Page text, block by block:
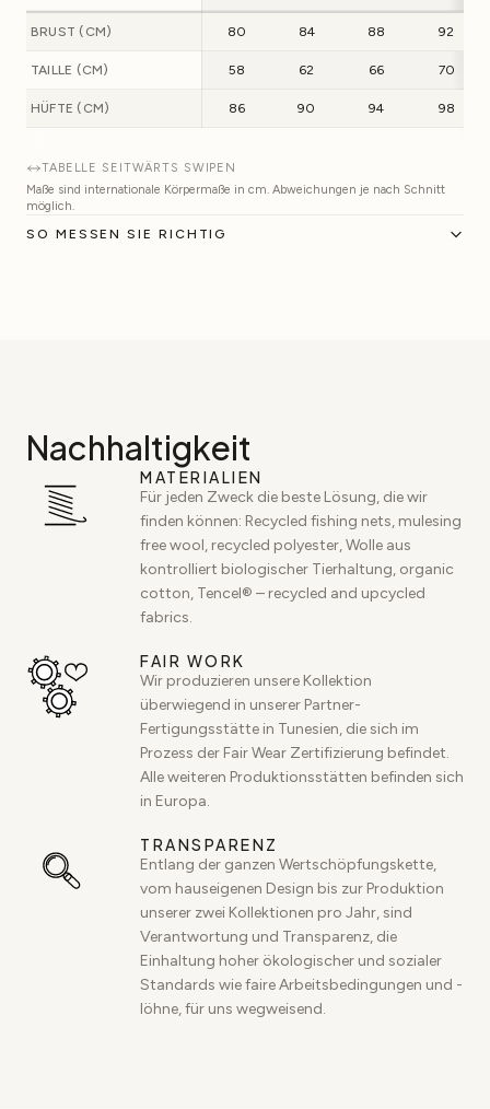
BRUST (CM) 80 84 88 92
TAILLE (CM) 58 62 66 70
HÜFTE (CM) 86 90 94 98
TABELLE SEITWÄRTS SWIPEN
Maße sind internationale Körpermaße in cm. Abweichungen je nach Schnitt
möglich.
SO MESSEN SIE RICHTIG
Nachhaltigkeit
MATERIALIEN
Für jeden Zweck die beste Lösung, die wir
finden können: Recycled fishing nets, mulesing
free wool, recycled polyester, Wolle aus
kontrolliert biologischer Tierhaltung, organic
cotton, Tencel® – recycled and upcycled
fabrics.
FAIR WORK
Wir produzieren unsere Kollektion
überwiegend in unserer Partner-
Fertigungsstätte in Tunesien, die sich im
Prozess der Fair Wear Zertifizierung befindet.
Alle weiteren Produktionsstätten befinden sich
in Europa.
TRANSPARENZ
Entlang der ganzen Wertschöpfungskette,
vom hauseigenen Design bis zur Produktion
unserer zwei Kollektionen pro Jahr, sind
Verantwortung und Transparenz, die
Einhaltung hoher ökologischer und sozialer
Standards wie faire Arbeitsbedingungen und -
löhne, für uns wegweisend.